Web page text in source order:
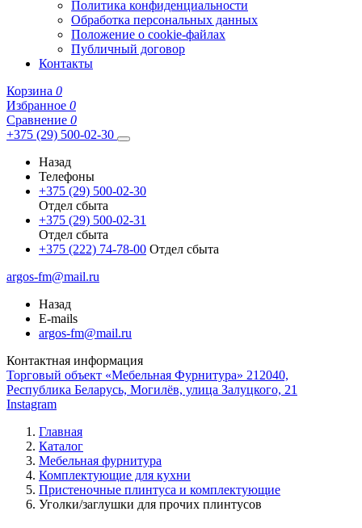
Политика конфиденциальности
Обработка персональных данных
Положение о cookie-файлах
Публичный договор
Контакты
Корзина 0
Избранное 0
Сравнение 0
+375 (29) 500-02-30
Назад
Телефоны
+375 (29) 500-02-30
Отдел сбыта
+375 (29) 500-02-31
Отдел сбыта
+375 (222) 74-78-00 Отдел сбыта
argos-fm@mail.ru
Назад
E-mails
argos-fm@mail.ru
Контактная информация
Торговый объект «Мебельная Фурнитура» 212040,
Республика Беларусь, Могилёв, улица Залуцкого, 21
Instagram
Главная
Каталог
Мебельная фурнитура
Комплектующие для кухни
Пристеночные плинтуса и комплектующие
Уголки/заглушки для прочих плинтусов